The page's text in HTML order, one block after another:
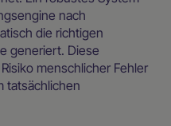
nach
die richtigen
generiert. Diese
menschlicher Fehler
tatsächlichen